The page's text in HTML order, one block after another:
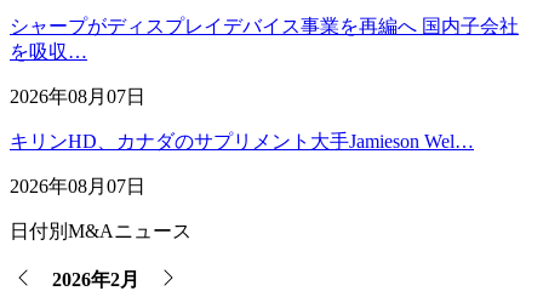
シャープがディスプレイデバイス事業を再編へ 国内子会社
を吸収…
2026年08月07日
キリンHD、カナダのサプリメント大手Jamieson Wel…
2026年08月07日
日付別M&Aニュース
2026年2月